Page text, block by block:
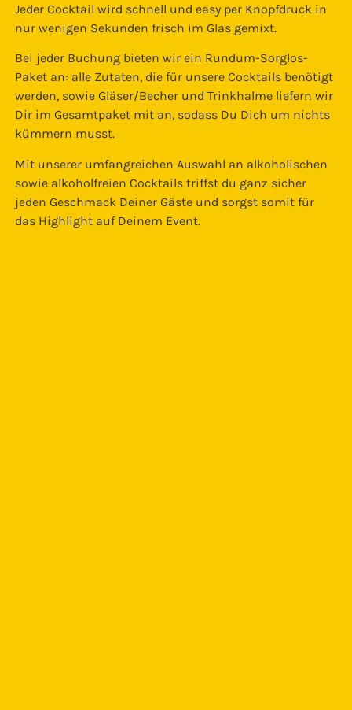
Jeder Cocktail wird schnell und easy per Knopfdruck in
nur wenigen Sekunden frisch im Glas gemixt.
Bei jeder Buchung bieten wir ein Rundum-Sorglos-
Paket an: alle Zutaten, die für unsere Cocktails benötigt
werden, sowie Gläser/Becher und Trinkhalme liefern wir
Dir im Gesamtpaket mit an, sodass Du Dich um nichts
kümmern musst.
Mit unserer umfangreichen Auswahl an alkoholischen
sowie alkoholfreien Cocktails triffst du ganz sicher
jeden Geschmack Deiner Gäste und sorgst somit für
das Highlight auf Deinem Event.